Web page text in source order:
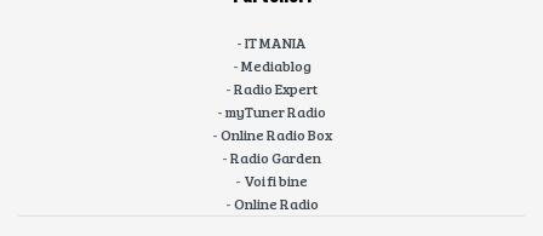
-IT MANIA
-Mediablog
-Radio Expert
-myTuner Radio
-Online Radio Box
-Radio Garden
- Voi fi bine
-Online Radio